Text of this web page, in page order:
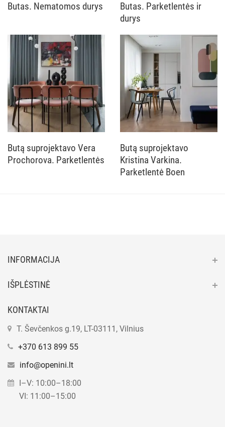
Butas. Nematomos durys
Butas. Parketlentės ir
durys
Butą suprojektavo Vera
Prochorova. Parketlentės
Butą suprojektavo
Kristina Varkina.
Parketlentė Boen
INFORMACIJA
IŠPLĖSTINĖ
KONTAKTAI
T. Ševčenkos g.19, LT-03111, Vilnius
+370 613 899 55
info@openini.lt
I–V: 10:00–18:00
VI: 11:00–15:00